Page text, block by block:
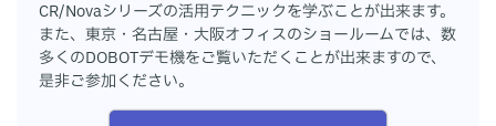
CR/Novaシリーズの活用テクニックを学ぶことが出来ます。
また、東京・名古屋・大阪オフィスのショールームでは、数
多くのDOBOTデモ機をご覧いただくことが出来ますので、
是非ご参加ください。